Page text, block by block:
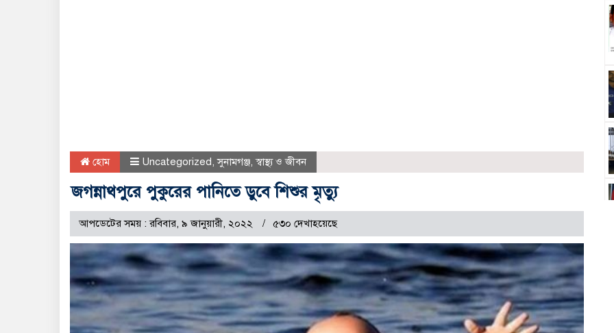
হোম Uncategorized,সুনামগঞ্জ,স্বাস্থ্য ও জীবন
জগন্নাথপুরে পুকুরের পানিতে ডুবে শিশুর মৃত্যু
আপডেটের সময় : রবিবার, ৯ জানুয়ারী, ২০২২ ৫৩০ দেখাহয়েছে